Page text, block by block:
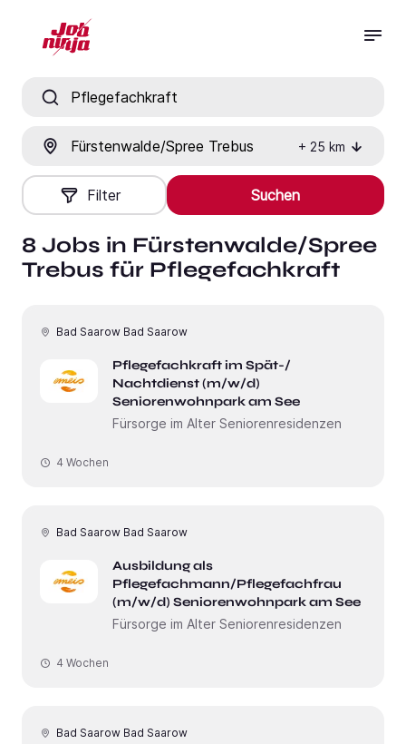
+ 25 km
Filter Suchen
8 Jobs in Fürstenwalde/Spree
Trebus für Pflegefachkraft
Bad Saarow Bad Saarow
Pflegefachkraft im Spät-/
Nachtdienst (m/w/d)
Seniorenwohnpark am See
Fürsorge im Alter Seniorenresidenzen
4 Wochen
Bad Saarow Bad Saarow
Ausbildung als
Pflegefachmann/Pflegefachfrau
(m/w/d) Seniorenwohnpark am See
Fürsorge im Alter Seniorenresidenzen
4 Wochen
Bad Saarow Bad Saarow